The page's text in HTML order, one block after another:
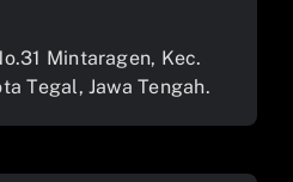
Mintaragen, Kec.
Tegal, Jawa Tengah.